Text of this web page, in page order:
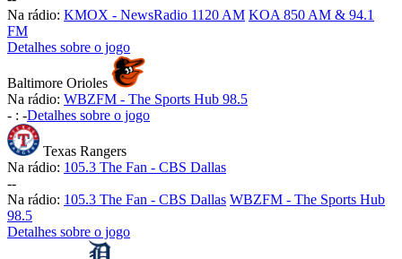
Na rádio: KMOX - NewsRadio 1120 AM KOA 850 AM & 94.1
FM
Detalhes sobre o jogo
Baltimore Orioles
Na rádio: WBZFM - The Sports Hub 98.5
- : -Detalhes sobre o jogo
Texas Rangers
Na rádio: 105.3 The Fan - CBS Dallas
--
Na rádio: 105.3 The Fan - CBS Dallas WBZFM - The Sports Hub
98.5
Detalhes sobre o jogo